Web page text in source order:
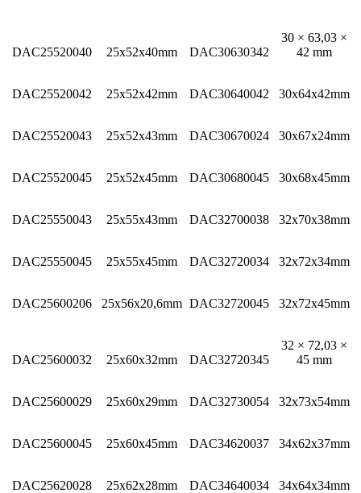
DAC25520040 25x52x40mm DAC30630342
30 × 63,03 ×
42 mm
DAC25520042 25x52x42mm DAC30640042 30x64x42mm
DAC25520043 25x52x43mm DAC30670024 30x67x24mm
DAC25520045 25x52x45mm DAC30680045 30x68x45mm
DAC25550043 25x55x43mm DAC32700038 32x70x38mm
DAC25550045 25x55x45mm DAC32720034 32x72x34mm
DAC25600206 25x56x20,6mm DAC32720045 32x72x45mm
DAC25600032 25x60x32mm DAC32720345
32 × 72,03 ×
45 mm
DAC25600029 25x60x29mm DAC32730054 32x73x54mm
DAC25600045 25x60x45mm DAC34620037 34x62x37mm
DAC25620028 25x62x28mm DAC34640034 34x64x34mm